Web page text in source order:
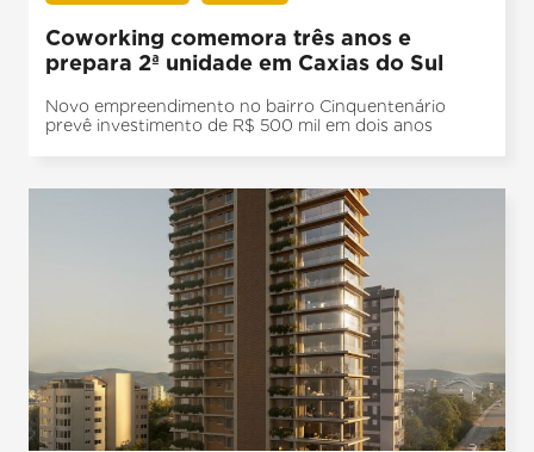
Coworking comemora três anos e
prepara 2ª unidade em Caxias do Sul
Novo empreendimento no bairro Cinquentenário
prevê investimento de R$ 500 mil em dois anos